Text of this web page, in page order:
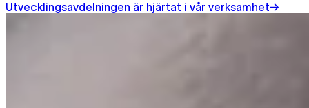
Utvecklingsavdelningen är hjärtat i vår verksamhet→